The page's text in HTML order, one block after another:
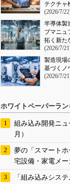
テクチャ
(2026/7/
半導体製
ブマニュ
拓く新た
(2026/7/
製造現場
基づくノ
(2026/7/
ホワイトペーパーラ
組み込み開発ニュ
月）
夢の「スマート
宅設備・家電メ
「組み込みシス